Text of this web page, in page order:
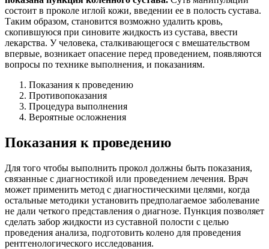
состоит в проколе иглой кожи, введении ее в полость сустава.
Таким образом, становится возможно удалить кровь,
скопившуюся при синовите жидкость из сустава, ввести
лекарства. У человека, сталкивающегося с вмешательством
впервые, возникает опасение перед проведением, появляются
вопросы по технике выполнения, и показаниям.
Показания к проведению
Противопоказания
Процедура выполнения
Вероятные осложнения
Показания к проведению
Для того чтобы выполнить прокол должны быть показания,
связанные с диагностикой или проведением лечения. Врач
может применить метод с диагностическими целями, когда
остальные методики установить предполагаемое заболевание
не дали четкого представления о диагнозе. Пункция позволяет
сделать забор жидкости из суставной полости с целью
проведения анализа, подготовить колено для проведения
рентгенологического исследования.